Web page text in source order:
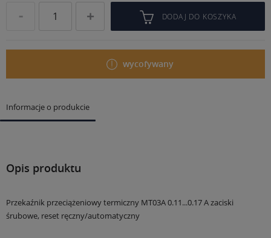
DODAJ DO KOSZYKA
wycofywany
Informacje o produkcie
Opis produktu
Przekaźnik przeciążeniowy termiczny MT03A 0.11...0.17 A zaciski
śrubowe, reset ręczny/automatyczny